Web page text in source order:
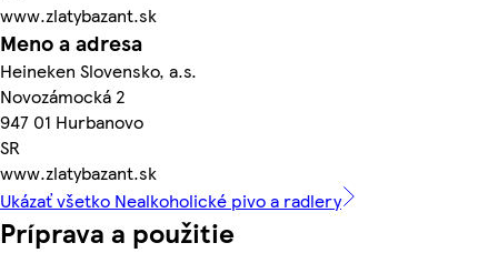
www.zlatybazant.sk
Meno a adresa
Heineken Slovensko, a.s.
Novozámocká 2
947 01 Hurbanovo
SR
www.zlatybazant.sk
Ukázať všetko Nealkoholické pivo a radlery
Príprava a použitie